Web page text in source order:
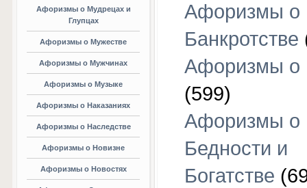
Афоризмы о Мудрецах и
Глупцах
Афоризмы о Мужестве
Афоризмы о Мужчинах
Афоризмы о Музыке
Афоризмы о Наказаниях
Афоризмы о Наследстве
Афоризмы о Новизне
Афоризмы о Новостях
Афоризмы о
Банкротстве
Афоризмы о
(599)
Афоризмы о
Бедности и
Богатстве